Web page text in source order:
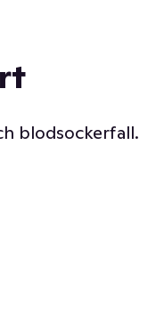
blodsockerfall.